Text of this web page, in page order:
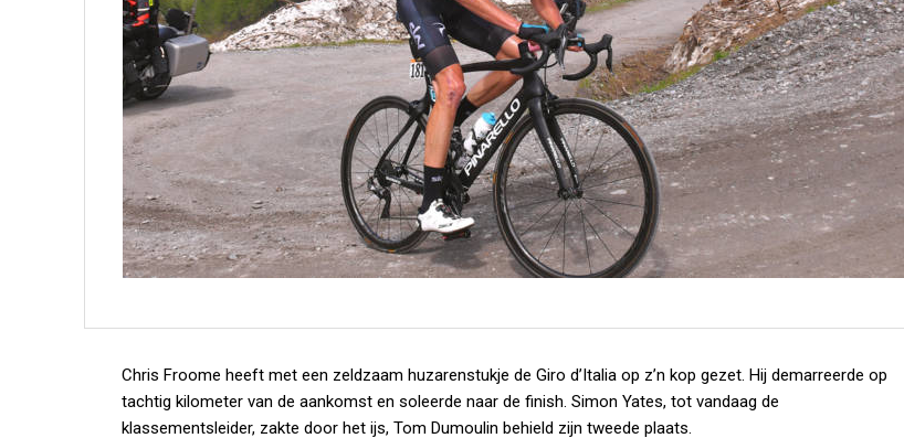
Chris Froome heeft met een zeldzaam huzarenstukje de Giro d’Italia op z’n kop gezet. Hij demarreerde op
tachtig kilometer van de aankomst en soleerde naar de finish. Simon Yates, tot vandaag de
klassementsleider, zakte door het ijs, Tom Dumoulin behield zijn tweede plaats.